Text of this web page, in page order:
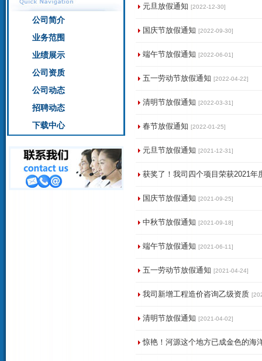
公司简介
业务范围
业绩展示
公司资质
公司动态
招聘动态
下载中心
元旦放假通知 [2022-12-30]
国庆节放假通知 [2022-09-30]
端午节放假通知 [2022-06-01]
五一劳动节放假通知 [2022-04-22]
清明节放假通知 [2022-03-31]
春节放假通知 [2022-01-25]
元旦节放假通知 [2021-12-31]
获奖了！我司四个项目荣获2021
国庆节放假通知 [2021-09-25]
中秋节放假通知 [2021-09-18]
端午节放假通知 [2021-06-11]
五一劳动节放假通知 [2021-04-24]
我司新增工程造价咨询乙级资质
清明节放假通知 [2021-04-02]
惊艳！河源这个地方已成金色的